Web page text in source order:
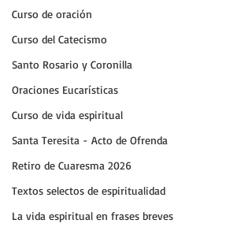
Curso de oración
Curso del Catecismo
Santo Rosario y Coronilla
Oraciones Eucarísticas
Curso de vida espiritual
Santa Teresita - Acto de Ofrenda
Retiro de Cuaresma 2026
Textos selectos de espiritualidad
La vida espiritual en frases breves